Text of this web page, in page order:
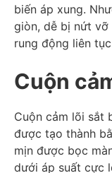
biến áp xung.
giòn, dễ bị nứt vỡ
rung động liên
Cuộn
Cuộn cảm lõi sắt
được tạo thành
mịn được bọc
dưới áp suất cực